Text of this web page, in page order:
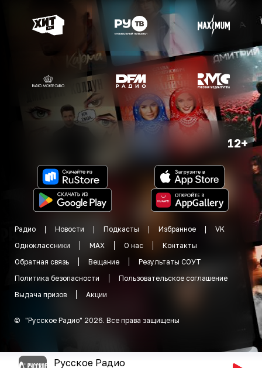
12+
Радио Новости Подкасты Избранное
VK
Одноклассники
MAX О нас
Контакты
Обратная связь
Вещание
Результаты СОУТ
Политика безопасности
Пользовательское соглашение
Выдача призов
Акции
© "Русское Радио" 2026. Все права защищены
Русское Радио